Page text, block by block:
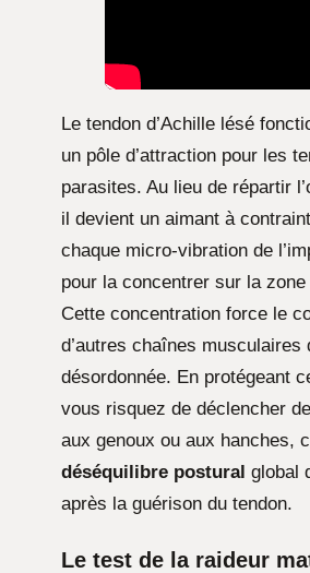
Le tendon d’Achille lésé
un pôle d’attraction pour les
parasites. Au lieu de répartir
il devient un aimant à
chaque micro-vibration de
pour la concentrer sur la
Cette concentration force le
d’autres chaînes musculaires
désordonnée. En protégeant
vous risquez de déclencher
aux genoux ou aux hanches,
déséquilibre postural global
après la guérison du tendon.
Le test de la raideur